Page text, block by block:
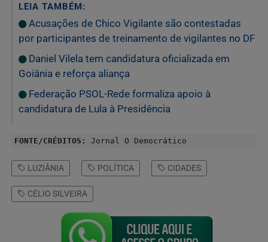
LEIA TAMBÉM:
Acusações de Chico Vigilante são contestadas
por participantes de treinamento de vigilantes no DF
Daniel Vilela tem candidatura oficializada em
Goiânia e reforça aliança
Federação PSOL-Rede formaliza apoio à
candidatura de Lula à Presidência
FONTE/CRÉDITOS: Jornal O Democrático
LUZIÂNIA POLÍTICA CIDADES
CÉLIO SILVEIRA